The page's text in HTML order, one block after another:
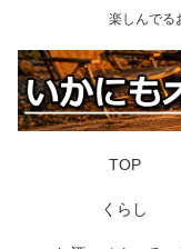
楽しんでる
TOP
くらし